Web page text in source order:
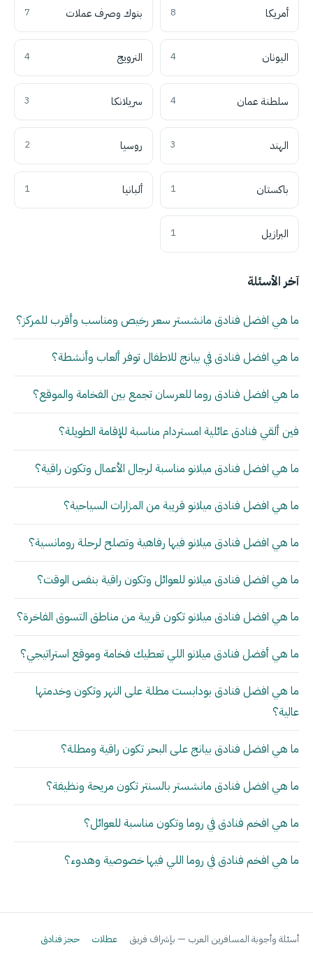
أمريكا 8 بنوك وصرف عملات 7
اليونان 4 النرويج 4
سلطنة عمان 4 سريلانكا 3
الهند 3 روسيا 2
باكستان 1 ألبانيا 1
البرازيل 1
آخر الأسئلة
ما هي افضل فنادق مانشستر سعر رخيص ومناسب وأقرب للمركز؟
ما هي افضل فنادق في بيانج للاطفال توفر ألعاب وأنشطة؟
ما هي افضل فنادق روما للعرسان تجمع بين الفخامة والموقع؟
فين ألقي فنادق عائلية امستردام مناسبة للإقامة الطويلة؟
ما هي افضل فنادق ميلانو مناسبة لرجال الأعمال وتكون راقية؟
ما هي افضل فنادق ميلانو قريبة من المزارات السياحية؟
ما هي افضل فنادق ميلانو فيها رفاهية وتصلح لرحلة رومانسية؟
ما هي افضل فنادق ميلانو للعوائل وتكون راقية بنفس الوقت؟
ما هي افضل فنادق ميلانو تكون قريبة من مناطق التسوق الفاخرة؟
ما هي أفضل فنادق ميلانو اللي تعطيك فخامة وموقع استراتيجي؟
ما هي افضل فنادق بودابست مطلة على النهر وتكون وخدمتها
عالية؟
ما هي افضل فنادق بيانج على البحر تكون راقية ومطلة؟
ما هي افضل فنادق مانشستر بالسنتر تكون مريحة ونظيفة؟
ما هي افخم فنادق في روما وتكون مناسبة للعوائل؟
ما هي افخم فنادق في روما اللي فيها خصوصية وهدوء؟
أسئلة وأجوبة المسافرين العرب — بإشراف فريق عطلات حجز فنادق